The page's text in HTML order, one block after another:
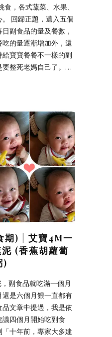
食，各式蔬菜、水果、
回歸正題，邁入五個
副食品的量及餐數，
的量逐漸增加外，還
寶寶餐餐不一樣的副
要整死老媽自己了。…
期) | 艾寶4M一
(香蕉胡蘿蔔
)
副食品就吃滿一個月
是六個月餵一直都有
文章中提過，我是依
四個月開始吃副食
十年前，專家大多建